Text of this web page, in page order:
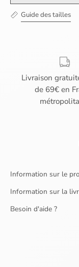
Guide des tailles
Livraison
de 69€ en
Information sur le
Information sur la
Besoin d'aide ?